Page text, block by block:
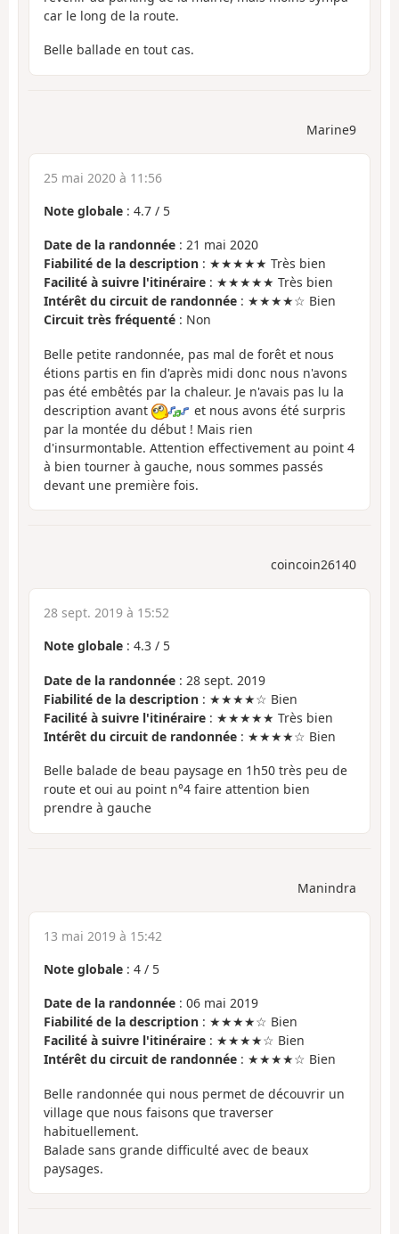
car le long de la route.
Belle ballade en tout cas.
Marine9
25 mai 2020 à 11:56
Note globale : 4.7 / 5
Date de la randonnée : 21 mai 2020
Fiabilité de la description : ★★★★★ Très bien
Facilité à suivre l'itinéraire : ★★★★★ Très bien
Intérêt du circuit de randonnée : ★★★★☆ Bien
Circuit très fréquenté : Non
Belle petite randonnée, pas mal de forêt et nous
étions partis en fin d'après midi donc nous n'avons
pas été embêtés par la chaleur. Je n'avais pas lu la
description avant
et nous avons été surpris
par la montée du début ! Mais rien
d'insurmontable. Attention effectivement au point 4
à bien tourner à gauche, nous sommes passés
devant une première fois.
coincoin26140
28 sept. 2019 à 15:52
Note globale : 4.3 / 5
Date de la randonnée : 28 sept. 2019
Fiabilité de la description : ★★★★☆ Bien
Facilité à suivre l'itinéraire : ★★★★★ Très bien
Intérêt du circuit de randonnée : ★★★★☆ Bien
Belle balade de beau paysage en 1h50 très peu de
route et oui au point n°4 faire attention bien
prendre à gauche
Manindra
13 mai 2019 à 15:42
Note globale : 4 / 5
Date de la randonnée : 06 mai 2019
Fiabilité de la description : ★★★★☆ Bien
Facilité à suivre l'itinéraire : ★★★★☆ Bien
Intérêt du circuit de randonnée : ★★★★☆ Bien
Belle randonnée qui nous permet de découvrir un
village que nous faisons que traverser
habituellement.
Balade sans grande difficulté avec de beaux
paysages.